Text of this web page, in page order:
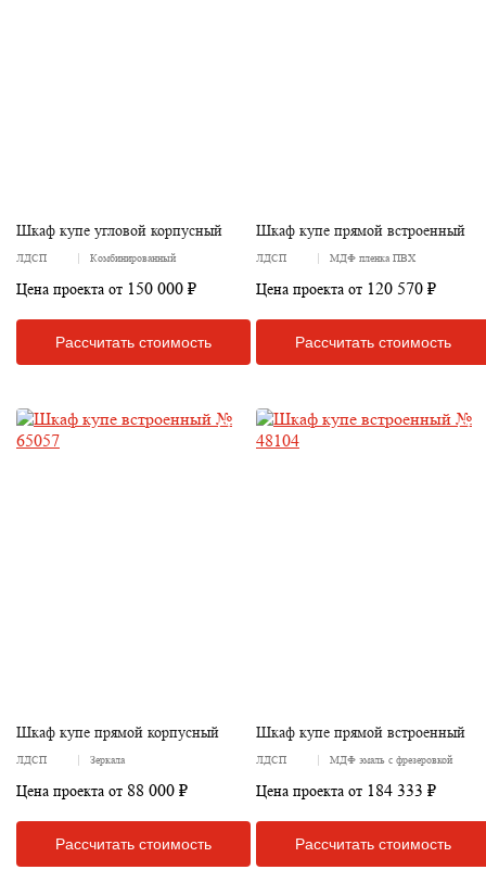
Шкаф купе угловой корпусный
ЛДСП Комбинированный
Цена проекта от 150 000 ₽
Рассчитать стоимость
Шкаф купе прямой встроенный
ЛДСП МДФ пленка ПВХ
Цена проекта от 120 570 ₽
Рассчитать стоимость
Шкаф купе прямой корпусный
ЛДСП Зеркала
Цена проекта от 88 000 ₽
Рассчитать стоимость
Шкаф купе прямой встроенный
ЛДСП МДФ эмаль с фрезеровкой
Цена проекта от 184 333 ₽
Рассчитать стоимость